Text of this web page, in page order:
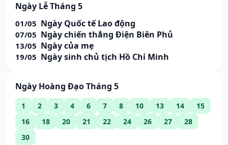
Ngày Lễ Tháng 5
01/05 Ngày Quốc tế Lao động
07/05 Ngày chiến thắng Điện Biên Phủ
13/05 Ngày của mẹ
19/05 Ngày sinh chủ tịch Hồ Chí Minh
Ngày Hoàng Đạo Tháng 5
1 2 3 4 6 7 8 10 13 14
15
16
18 20 21 22 24 26 27
28
30